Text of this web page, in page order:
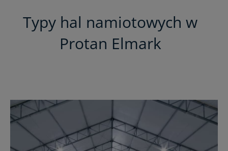
Typy hal namiotowych w
Protan Elmark